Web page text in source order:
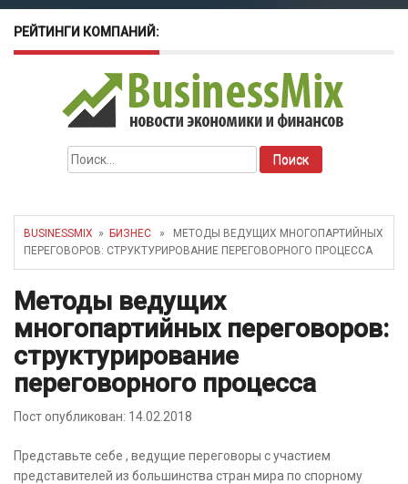
РЕЙТИНГИ КОМПАНИЙ:
amoCRM: лучшие инструменты для
бизнеса
-Курсовые колебания:
как защитить свой бизнес?
Найти:
BUSINESSMIX » БИЗНЕС » МЕТОДЫ ВЕДУЩИХ МНОГОПАРТИЙНЫХ
ПЕРЕГОВОРОВ: СТРУКТУРИРОВАНИЕ ПЕРЕГОВОРНОГО ПРОЦЕССА
Методы ведущих
многопартийных переговоров:
структурирование
переговорного процесса
Пост опубликован: 14.02.2018
Представьте себе , ведущие переговоры с участием
представителей из большинства стран мира по спорному